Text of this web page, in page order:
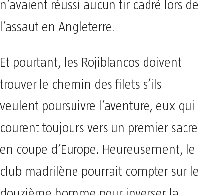
n’avaient réussi aucun tir cadré lors de
l’assaut en Angleterre.
Et pourtant, les Rojiblancos doivent
trouver le chemin des filets s’ils
veulent poursuivre l’aventure, eux qui
courent toujours vers un premier sacre
en coupe d’Europe. Heureusement, le
club madrilène pourrait compter sur le